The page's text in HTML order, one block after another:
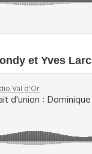
et Yves